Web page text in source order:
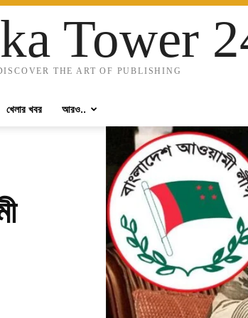
Tower
THE ART OF PUBLISHING
খেলার খবর আরও..